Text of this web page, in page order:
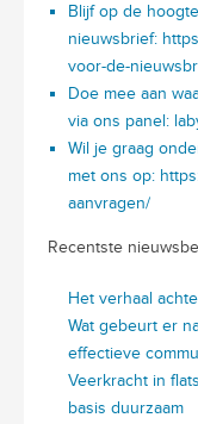
Blijf op de
nieuwsbrief:
voor-de-
Doe mee aan
via ons panel:
Wil je graag
met ons op:
aanvragen/
Recentste
Het verhaal
Wat gebeurt er
effectieve
Veerkracht in
basis duurzaam